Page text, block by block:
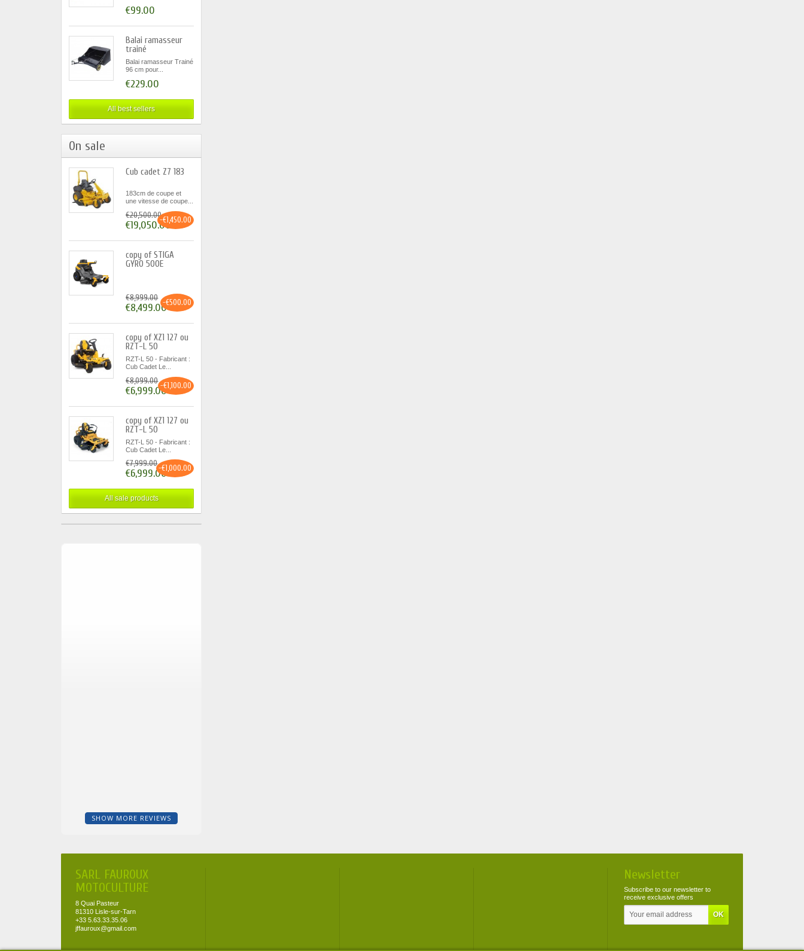
€99.00
Balai ramasseur
trainé
Balai ramasseur Trainé
96 cm pour...
€229.00
All best sellers
On sale
Cub cadet Z7 183
183cm de coupe et
une vitesse de coupe...
€20,500.00-€1,450.00
€19,050.00
copy of STIGA
GYRO 500E
€8,999.00 -€500.00
€8,499.00
copy of XZ1 127 ou
RZT-L 50
RZT-L 50 - Fabricant :
Cub Cadet Le...
€8,099.00 -€1,100.00
€6,999.00
copy of XZ1 127 ou
RZT-L 50
RZT-L 50 - Fabricant :
Cub Cadet Le...
€7,999.00-€1,000.00
€6,999.00
All sale products
SHOW MORE REVIEWS
SARL FAUROUX
MOTOCULTURE
8 Quai Pasteur
81310 Lisle-sur-Tarn
+33 5.63.33.35.06
jffauroux@gmail.com
Newsletter
Subscribe to our newsletter to
receive exclusive offers